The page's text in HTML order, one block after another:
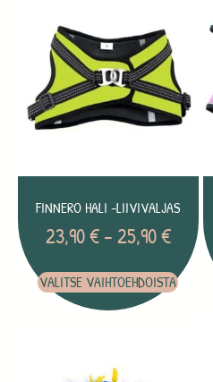
FINNERO HALI -LIIVIVALJAS
23,90€ –25,90€
VALITSE VAIHTOEHDOISTA